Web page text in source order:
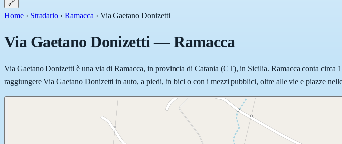
🔗
Home › Stradario › Ramacca › Via Gaetano Donizetti
Via Gaetano Donizetti—Ramacca
Via Gaetano Donizetti è una via di Ramacca, in provincia di Catania (CT), in Sicilia. Ramacca conta
raggiungere Via Gaetano Donizetti in auto, a piedi, in bici o con i mezzi pubblici, oltre alle vie e piazze